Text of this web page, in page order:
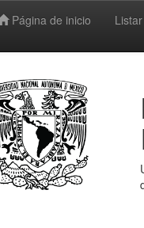
Página de inicio Listar